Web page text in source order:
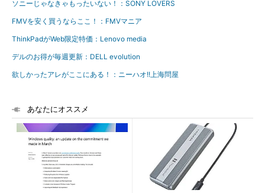
ソニーじゃなきゃもったいない！：SONY LOVERS
FMVを安く買うならここ！：FMVマニア
ThinkPadがWeb限定特価：Lenovo media
デルのお得が毎週更新：DELL evolution
欲しかったアレがここにある！：ニーハオ!!上海問屋
あなたにオススメ